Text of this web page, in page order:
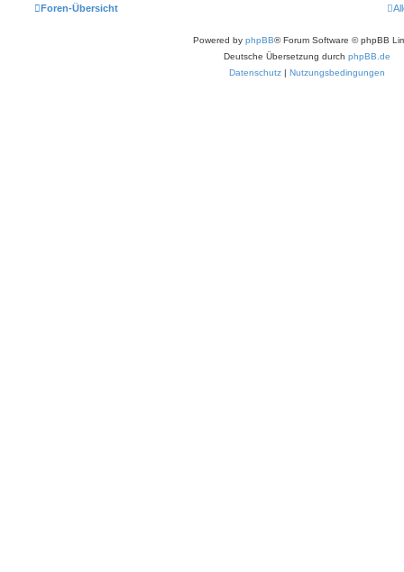
Foren-Übersicht
Powered by phpBB® Forum Software © phpBB
Deutsche Übersetzung durch phpBB.de
Datenschutz | Nutzungsbedingungen